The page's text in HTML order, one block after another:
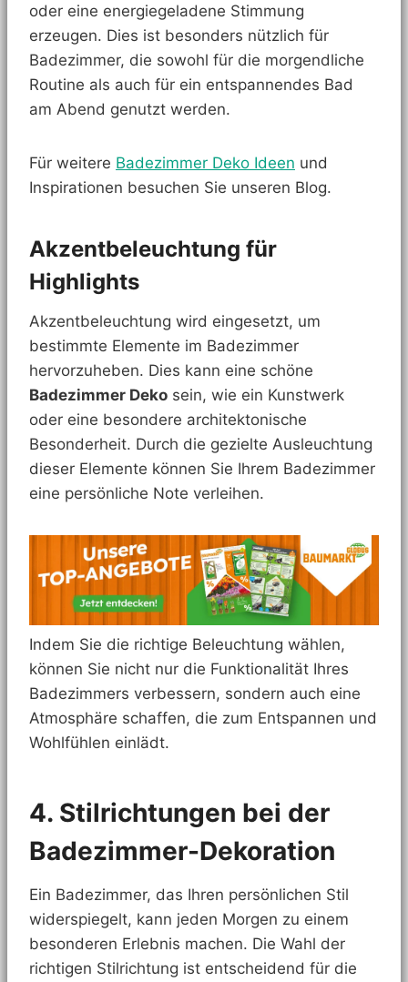
oder eine energiegeladene Stimmung
erzeugen. Dies ist besonders nützlich für
Badezimmer, die sowohl für die morgendliche
Routine als auch für ein entspannendes Bad
am Abend genutzt werden.
Für weitere Badezimmer Deko Ideen und
Inspirationen besuchen Sie unseren Blog.
Akzentbeleuchtung für
Highlights
Akzentbeleuchtung wird eingesetzt, um
bestimmte Elemente im Badezimmer
hervorzuheben. Dies kann eine schöne
Badezimmer Deko sein, wie ein Kunstwerk
oder eine besondere architektonische
Besonderheit. Durch die gezielte Ausleuchtung
dieser Elemente können Sie Ihrem Badezimmer
eine persönliche Note verleihen.
Indem Sie die richtige Beleuchtung wählen,
können Sie nicht nur die Funktionalität Ihres
Badezimmers verbessern, sondern auch eine
Atmosphäre schaffen, die zum Entspannen und
Wohlfühlen einlädt.
4. Stilrichtungen bei der
Badezimmer-Dekoration
Ein Badezimmer, das Ihren persönlichen Stil
widerspiegelt, kann jeden Morgen zu einem
besonderen Erlebnis machen. Die Wahl der
richtigen Stilrichtung ist entscheidend für die